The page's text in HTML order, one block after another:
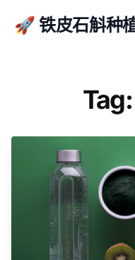
🚀 铁皮石斛种